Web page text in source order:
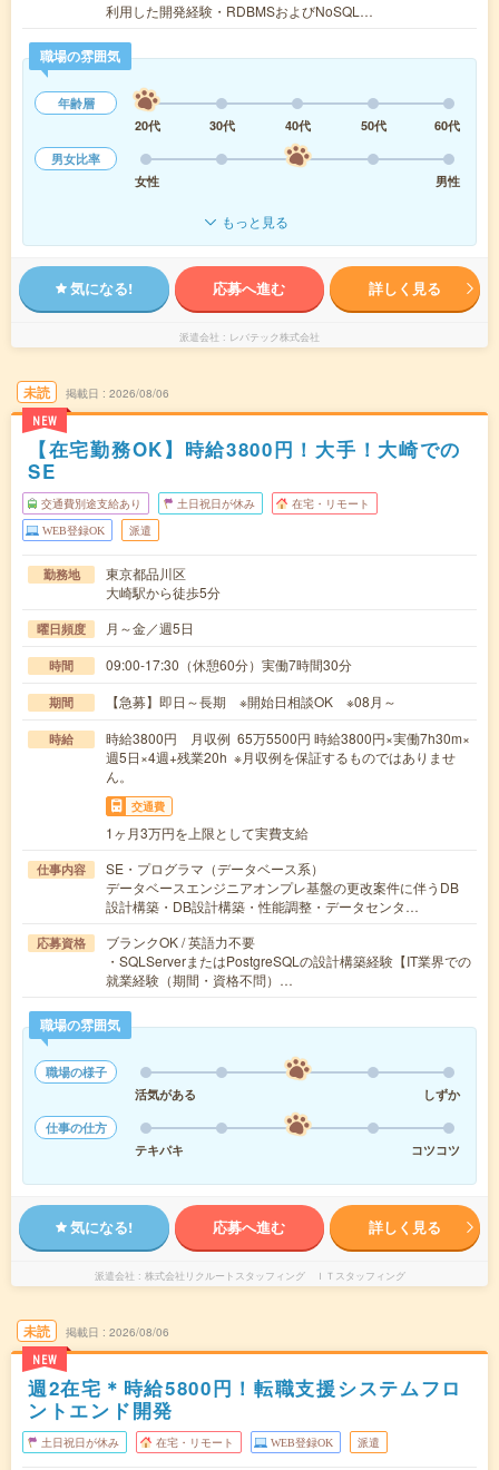
利用した開発経験・RDBMSおよびNoSQL…
職場の雰囲気
年齢層
20代
30代 40代 50代
60代
男女比率
女性
男性
もっと見る
気になる! 応募へ進む 詳しく見る
派遣会社 レバテック株式会社
未読
NEW
掲載日 2026/08/06
【在宅勤務OK】時給3800円！大手！大崎での
SE
交通費別途支給あり 土日祝日が休み 在宅・リモート
WEB登録OK 派遣
勤務地
東京都品川区
大崎駅から徒歩5分
曜日頻度 月～金／週5日
時間 09:00-17:30（休憩60分）実働7時間30分
期間 【急募】即日～長期 ※開始日相談OK ※08月～
時給
時給3800円 月収例 65万5500円 時給3800円×実働7h30m×
週5日×4週+残業20h ※月収例を保証するものではありませ
ん。
交通費
1ヶ月3万円を上限として実費支給
仕事内容
SE・プログラマ（データベース系）
データベースエンジニアオンプレ基盤の更改案件に伴うDB
設計構築・DB設計構築・性能調整・データセンタ…
応募資格
ブランクOK / 英語力不要
・SQLServerまたはPostgreSQLの設計構築経験【IT業界での
就業経験（期間・資格不問）…
職場の雰囲気
職場の様子
活気がある
しずか
仕事の仕方
テキパキ
コツコツ
気になる! 応募へ進む 詳しく見る
派遣会社 株式会社リクルートスタッフィング ＩＴスタッフィング
未読
NEW
掲載日 2026/08/06
週2在宅＊時給5800円！転職支援システムフロ
ントエンド開発
土日祝日が休み 在宅・リモート WEB登録OK 派遣